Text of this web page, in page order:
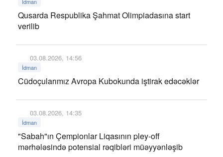
Qusarda Respublika Şahmat Olimpiadasına start
verilib
03.08.2026, 14:56
İdman
Cüdoçularımız Avropa Kubokunda iştirak edəcəklər
03.08.2026, 14:35
İdman
"Sabah"ın Çempionlar Liqasının pley-off
mərhələsində potensial rəqibləri müəyyənləşib